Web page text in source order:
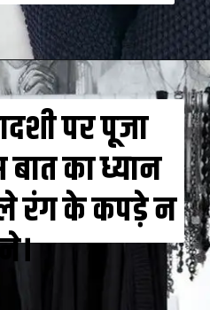
पर पूजा
का ध्यान
रंग के कपड़े न